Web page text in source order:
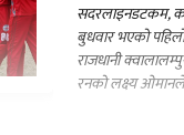
सदरलाइनडटकम,
बुधवार भएको
राजधानी
रनको लक्ष्य